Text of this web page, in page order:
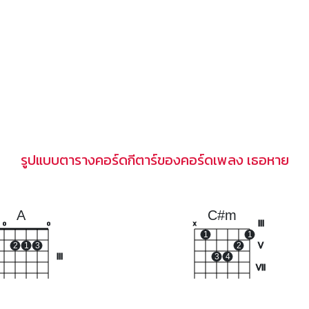
รูปแบบตารางคอร์ดกีตาร์ของคอร์ดเพลง เธอหาย
A
o
2 1 3
o
C#m
V
VII
x
1
3 4
2
1